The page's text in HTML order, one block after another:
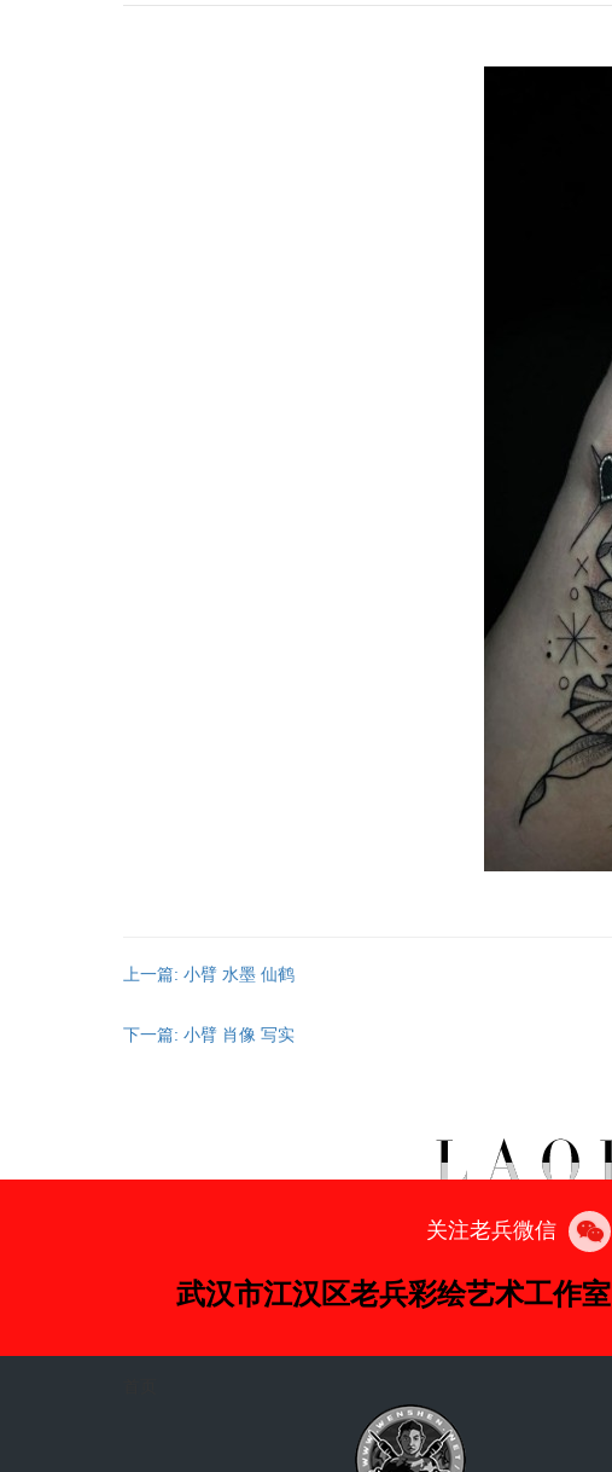
上一篇: 小臂 水墨 仙鹤
下一篇: 小臂 肖像 写实
关注老兵微信
武汉市江汉区老兵彩绘艺术工作室